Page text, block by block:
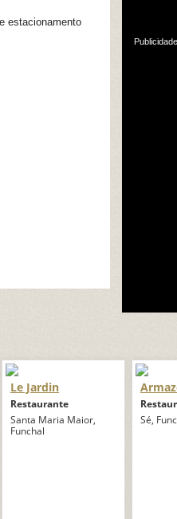
estacionamento
Publicidade
Le Jardin
Restaurante
Santa Maria Maior,
Funchal
Sé,